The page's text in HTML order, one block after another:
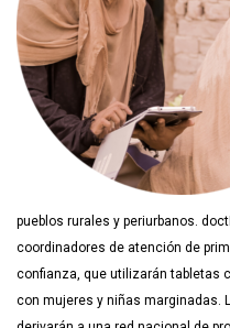
pueblos rurales y periurbanos.
coordinadores de atención de
confianza, que utilizarán tabletas
con mujeres y niñas marginadas.